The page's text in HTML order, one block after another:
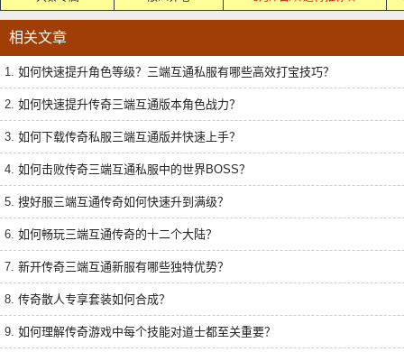
相关文章
1. 如何快速提升角色等级？三端互通私服有哪些高效打宝技巧？
2. 如何快速提升传奇三端互通版本角色战力？
3. 如何下载传奇私服三端互通版并快速上手？
4. 如何击败传奇三端互通私服中的世界BOSS？
5. 搜好服三端互通传奇如何快速升到满级？
6. 如何畅玩三端互通传奇的十二个大陆？
7. 新开传奇三端互通新服有哪些独特优势？
8. 传奇散人专享套装如何合成？
9. 如何理解传奇游戏中每个技能对道士都至关重要？